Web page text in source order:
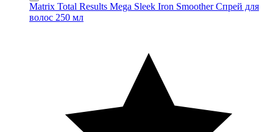
Matrix Total Results Mega Sleek Iron Smoother Спрей для
волос 250 мл